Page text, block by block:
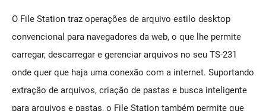
O File Station traz operações de arquivo estilo desktop
convencional para navegadores da web, o que lhe permite
carregar, descarregar e gerenciar arquivos no seu TS-231
onde quer que haja uma conexão com a internet. Suportando
extração de arquivos, criação de pastas e busca inteligente
para arquivos e pastas, o File Station também permite que